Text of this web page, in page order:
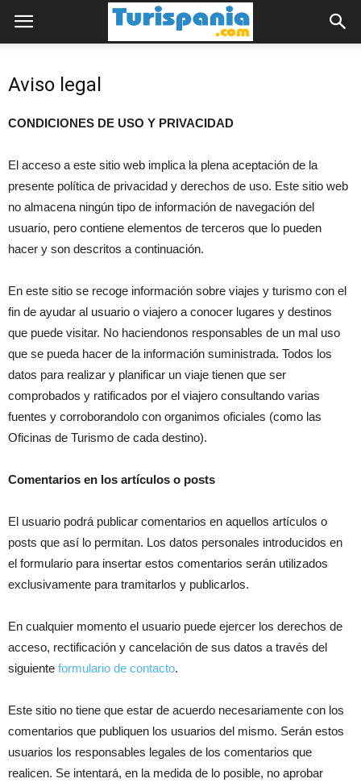
Aviso legal
CONDICIONES DE USO Y PRIVACIDAD
El acceso a este sitio web implica la plena aceptación de la
presente política de privacidad y derechos de uso. Este sitio web
no almacena ningún tipo de información de navegación del
usuario, pero contiene elementos de terceros que lo pueden
hacer y son descritos a continuación.
En este sitio se recoge información sobre viajes y turismo con el
fin de ayudar al usuario o viajero a conocer lugares y destinos
que puede visitar. No haciendonos responsables de un mal uso
que se pueda hacer de la información suministrada. Todos los
datos para realizar y planificar un viaje tienen que ser
comprobados y ratificados por el viajero consultando varias
fuentes y corroborandolo con organimos oficiales (como las
Oficinas de Turismo de cada destino).
Comentarios en los artículos o posts
El usuario podrá publicar comentarios en aquellos artículos o
posts que así lo permitan. Los datos personales introducidos en
el formulario para insertar estos comentarios serán utilizados
exclusivamente para tramitarlos y publicarlos.
En cualquier momento el usuario puede ejercer los derechos de
acceso, rectificación y cancelación de sus datos a través del
siguiente formulario de contacto.
Este sitio no tiene que estar de acuerdo necesariamente con los
comentarios que publiquen los usuarios del mismo. Serán estos
usuarios los responsables legales de los comentarios que
realicen. Se intentará, en la medida de lo posible, no aprobar